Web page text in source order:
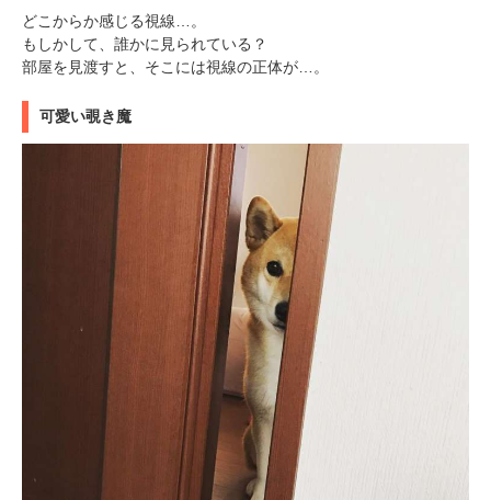
どこからか感じる視線…。
もしかして、誰かに見られている？
部屋を見渡すと、そこには視線の正体が…。
可愛い覗き魔